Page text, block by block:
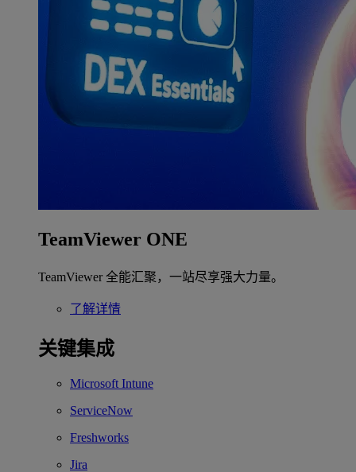
TeamViewer ONE
TeamViewer 全能汇聚，一站尽享强大力量。
了解详情
关键集成
Microsoft Intune
ServiceNow
Freshworks
Jira